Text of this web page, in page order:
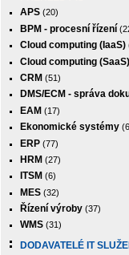
APS (20)
BPM - procesní řízení
Cloud computing (IaaS)
Cloud computing (SaaS)
CRM (51)
DMS/ECM - správa
EAM (17)
Ekonomické systémy
ERP (77)
HRM (27)
ITSM (6)
MES (32)
Řízení výroby (37)
WMS (31)
DODAVATELÉ IT